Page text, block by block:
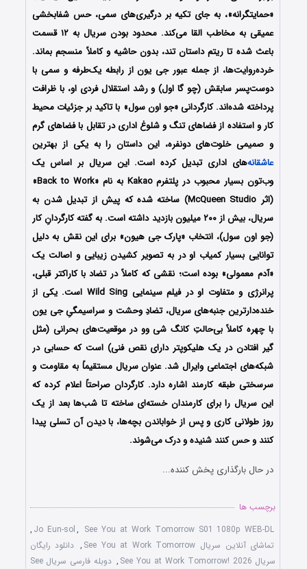
«حمایتگرانه»، به جای تکیه بر درگیری‌های سمی، حس شفابخشی
عمیقی به مخاطب القا می‌کند. محدود بودن سریال به ۱۲ قسمت
باعث شده تا ریتم داستان تند، بدون حاشیه و کاملاً منسجم بماند.
خرده‌روایت‌ها، از جمله عبور جی یون از رابطه یک‌طرفه و سمی با
دوست‌پسر سابقش (چو گا اول) و رشد استقلال فردی او، با ظرافت
پرداخته شده‌اند. کارگردانی «جو اون سول» با تاکید بر جزئیات محیط
کار و استفاده از فضاهای تنگ و شلوغ اداری در تقابل با فضاهای گرم
و صمیمی خلوت‌های دونفره، این داستان را به یکی از بهترین
عاشقانه‌های اداری تبدیل کرده است. این سریال بر اساس یک
وب‌تون بسیار محبوب در پلتفرم Kakao به نام «Back to Work»
(اثر McQueen Studio) ساخته شده که پیش از تبدیل شدن به
سریال، بیش از ۲۰۰ میلیون بازدید داشته است. به گفته کارگردانِ کار
(جو اون سول)، انتخاب «پارک جی هیون» برای این نقش به دلیل
توانایی بسیار کمیاب او در به تصویر کشیدن زیبایی و اصالت یک
«آدم معمولی» بوده است؛ نقشی که کاملاً در تضاد با کاراکتر قبلی،
پرانرژی و متفاوت او در فیلم سینمایی Wild Sing است. یکی از
خنده‌دارترین جنبه‌های سریال، تضادِ وحشت و سراسیمگیِ جی یون
با چهره کاملاً بی‌حالتِ کانگ شی وو در موقعیت‌های بحرانی (مثل
گیر افتادن در یک هلیکوپتر دارای نقص فنی) است که حسابی در
شبکه‌های اجتماعی وایرال شد. عنوان سریال مستقیماً به مقاومت و
سرسختی طبقه کارمند اشاره دارد. کارگردان صراحتاً اعلام کرده که
این سریال را برای کارمندان خسته‌ای ساخته تا شب‌ها بعد از یک
روز طولانی کاری و پس از خواباندن بچه‌ها، با دیدن آن تسلی پیدا
کنند و حس کنند شنیده و درک می‌شوند.
در حال بارگذاری پخش کننده...
برچسب ها
Jo Eun-sol, See You at Work Tomorrow S01 1080p WEB-DL
,
تماشای آنلاین سریال See You at Work Tomorrow
, دانلود رایگان
سریال See You at Work Tomorrow! 2026
,
دوبله فارسی سریال See